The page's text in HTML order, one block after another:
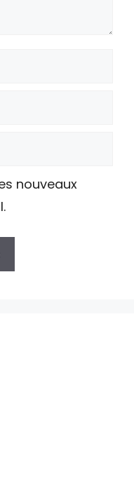
nouveaux